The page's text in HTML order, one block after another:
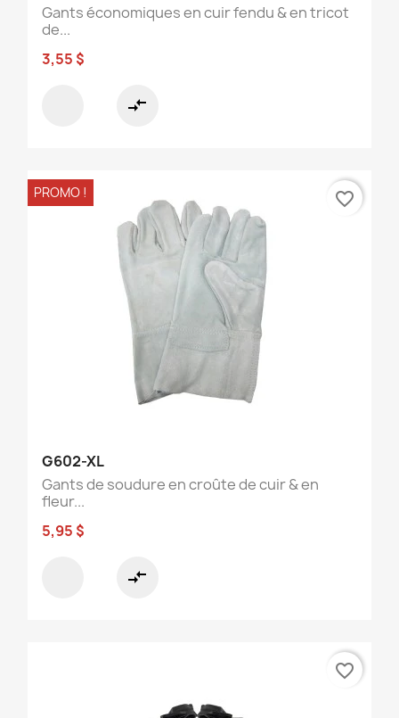
Gants économiques en cuir fendu & en tricot
de...
3,55 $
compare_arrows
G602-XL
Gants de soudure en croûte de cuir & en
fleur...
5,95 $
compare_arrows
PROMO ! favorite_border
favorite_border